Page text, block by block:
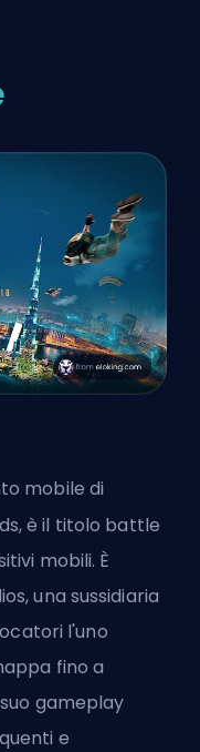
mobile di
è il titolo battle
mobili. È
una sussidiaria
l'uno
fino a
gameplay
e